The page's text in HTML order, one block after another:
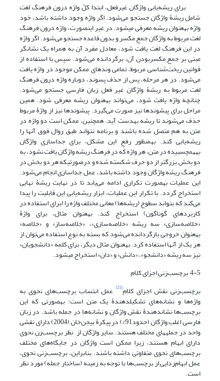
برای ریشه‌یابی واژگان غیرفعل، ابتدا کلّ واژه درون فرهنگ لغت
شامل ریشۀ واژگان جستجو می‌شود. اگر واژه وجود داشته باشد، خود
واژه به‎عنوان ریشه معرفی می‎شود. در غیر این‎صورت، واژه درون فرهنگ
لغت مربوط به واژگان جمع مکسر و بدون قاعده جستجو می‌شود. اگر واژه
در این فرهنگ لغت یافت شود، معادل مفرد آن به همراه یک نشانگر
مبنی بر جمع مکسربودن آن، برگردانده می‌شود. سپس با استفاده از
قوانین ریخت‌شناسی مربوط، تمامی وندهای ممکن موجود در واژه یافت
می‌شود. در هر مرحله، پس از حذف پسوند، دوباره واژه درون فرهنگ
لغت مربوط به ریشۀ واژگان غیر فعل زبان فارسی جستجو می‌شود.
چنانچه واژه یافت شود، می‌تواند به‎عنوان ریشه معرفی شود. همین
مراحل برای پیشوندها نیز صورت می‌گیرد. پیشوندها نیز از واژۀ مربوط
حذف می‌شوند تا ریشه به‎دست آید. همچنین، ممکن است دو واژه در
متن به هم متصل شده باشند و برنامه نتواند طبق روال فوق آنها را
ریشه‌یابی کند. به‎منظور رفع این مشکل، برای جداسازی واژگان
به‎هم‎چسبیده در متن، هر واژه که در فرهنگ ریشه واژگان یافت نشود، به
دو بخش بزرگ‎تر از دو حرف شکسته شده و درصورتی‎که هر دو بخش در
فرهنگ ریشه واژگان وجود داشته باشد، عمل جداسازی انجام می‌شود.
این عملیات به‎صورت تکراری ادامه می‌یابد تا در نهایت ریشۀ نهایی
استخراج گردد. با تکرار این عملیات، ابزار ریشه‌یابی این قابلیت را پیدا
می‌کند که بتواند سطوح (ریشه‌ها) معانی مختلف واژه را (برای استفاده در
کاربردهای گوناگون) استخراج کند. به‎عنوان مثال، برای واژۀ
«خلاصه‌سازی» سه ریشه «خلاصه‌سازی»، «خلاصه‌ساز» و «خلاصه»
به‎عنوان خروجی بازگردانده می‌شود که بسته به نوع استفاده می‌توان از
هر یک از آنها استفاده کرد. به‎عنوان مثال دیگر، برای کلمه «دانشجویان»
نیز سه ریشه «دانشجو»، «دانش» و «دان» استخراج می‎شود.
4-5 برچسب‌زنی اجزای کلام
برچسب‌زنی نقش اجزای کلام[21] عمل انتساب برچسب‌های نحوی به
واژه‌ها و نشانه‌های تشکیل‎دهندۀ یک متن است؛ به‎صورتی که این
برچسب‌ها نشان‎دهندۀ نقش واژگان و نشانه‌ها در جمله باشد. در زبان
فارسی اغلب واژگان (حدود91%) در پیکرۀ بیجن‌خان (2004) دارای نقشی
واحد در جمله‎های مختلف هستند. سایر واژگان از نظر برچسب‌زنِ نحوی
دارای ابهام هستند، زیرا ممکن است واژگان در جایگاه‌های مختلف
برچسب‌های نحوی متفاوتی داشته باشند. بنابراین، برچسب‌زنی نحوی،
عمل ابهام‌زدایی از برچسب‌ها با توجه به زمینه (ساختار جمله) مورد نظر
است.